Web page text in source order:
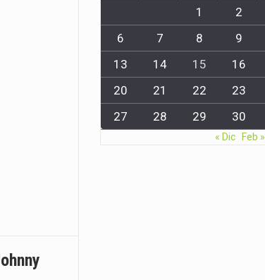
1 2
6
7 8 9
13
14 15 16
20
21 22 23
27
28 29 30
« Dic Feb »